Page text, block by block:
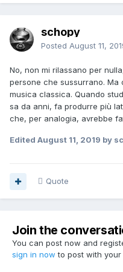
schopy
Posted August 11,
No, non mi rilassano per
persone che sussurrano. Ma
musica classica. Quando
sa da anni, fa produrre più
che, per analogia, avrebbe
Edited August 11, 2019 by
Quote
Join the
You can post now and
sign in now to post with your